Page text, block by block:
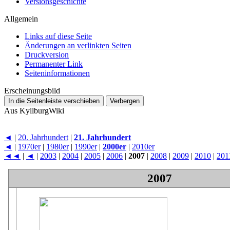
Allgemein
Links auf diese Seite
Änderungen an verlinkten Seiten
Druckversion
Permanenter Link
Seiten­­informationen
Erscheinungsbild
In die Seitenleiste verschieben Verbergen
Aus KyllburgWiki
◄ | 20. Jahrhundert | 21. Jahrhundert
◄ | 1970er| 1980er| 1990er| 2000er | 2010er
◄◄ | ◄ | 2003 | 2004 | 2005 | 2006 | 2007 | 2008 | 2009 | 2010 |
2007